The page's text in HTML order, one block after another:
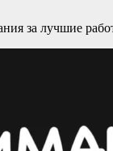
за лучшие